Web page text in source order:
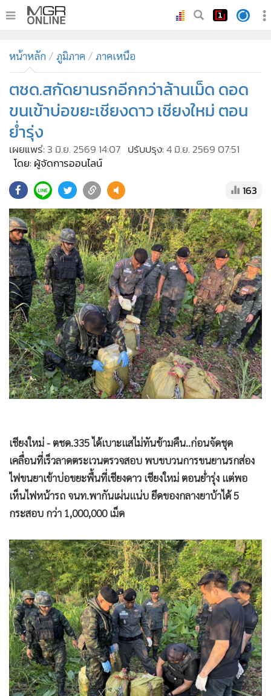
ทันเหตุการณ์
• ภาคใต้
ภูมิภาค
Online Section
• บันเทิง
ผู้จัดการรายวัน
• ละคร
• CbizReview
• Cyber BIZ
• ผู้จัดกวน
• Good health & Well-being
• Green Innovation & SD
• Management & HR
• MGR Live
• Infographic
• การเมือง
• ท่องเที่ยว
• กีฬา
• Special Scoop
• เศรษฐกิจ-ธุรกิจ
• จีน
• ชุมชน-คุณภาพชีวิต
• อาชญากรรม
• เกม
• วิทยาศาสตร์
• SMEs
• หุ้น
• อินโดจีน
• กองทุนรวม
• Celeb Online
• Factcheck
หน้าหลัก ภูมิภาค ภาคเหนือ
ตชด.สกัดยานรกอีกกว่าล้านเม็ด ดอด
ขนเข้าบ่อขยะเชียงดาว เชียงใหม่ ตอน
ย่ำรุ่ง
เผยแพร่: 3 มิ.ย. 2569 14:07 ปรับปรุง:4 มิ.ย. 2569 07:51
โดย: ผู้จัดการออนไลน์
163
เชียงใหม่ - ตชด.335 ได้เบาะแสไม่ทันข้ามคืน..ก่อนจัดชุด
เคลื่อนที่เร็วลาดตระเวนตรวจสอบ พบขบวนการขนยานรกส่อง
ไฟขนยาเข้าบ่อขยะพื้นที่เชียงดาว เชียงใหม่ ตอนย่ำรุ่ง แต่พอ
เห็นไฟหน้ารถ จนท.พากันเผ่นแน่บ ยึดของกลางยาบ้าได้ 5
กระสอบ กว่า 1,000,000 เม็ด